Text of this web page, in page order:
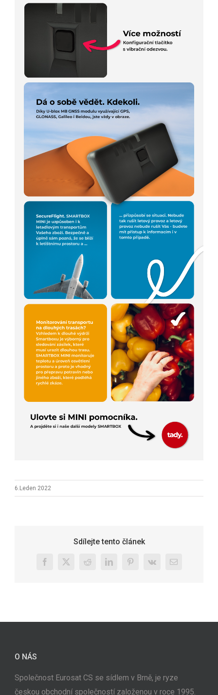
6.Leden 2022
Sdílejte tento článek
Facebook
X RedditLinkedInPinterest
Vk
E-
O NÁS
Společnost Eurosat CS se sídlem v Brně, je ryze
českou obchodní společností založenou v roce 1995.